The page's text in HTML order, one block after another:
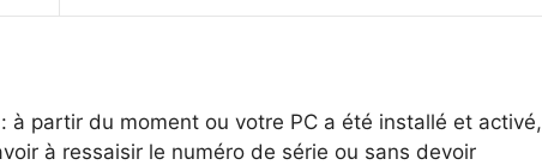
: à partir du moment ou votre PC a été installé et activé,
à ressaisir le numéro de série ou sans devoir